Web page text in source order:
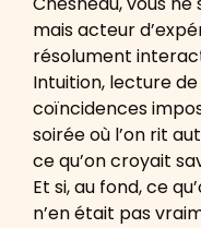
mais acteur
résolument
Intuition, lecture
coïncidences
soirée où l’on rit
ce qu’on croyait
Et si, au fond, ce
n’en était pas